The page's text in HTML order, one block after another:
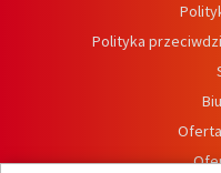
Polityka